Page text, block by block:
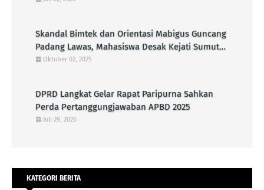
Skandal Bimtek dan Orientasi Mabigus Guncang
Padang Lawas, Mahasiswa Desak Kejati Sumut
Periksa Bupati dan Ancaman Terhadap
Oktober 02, 2025
DPRD Langkat Gelar Rapat Paripurna Sahkan
Perda Pertanggungjawaban APBD 2025
Juli 29, 2026
KATEGORI BERITA